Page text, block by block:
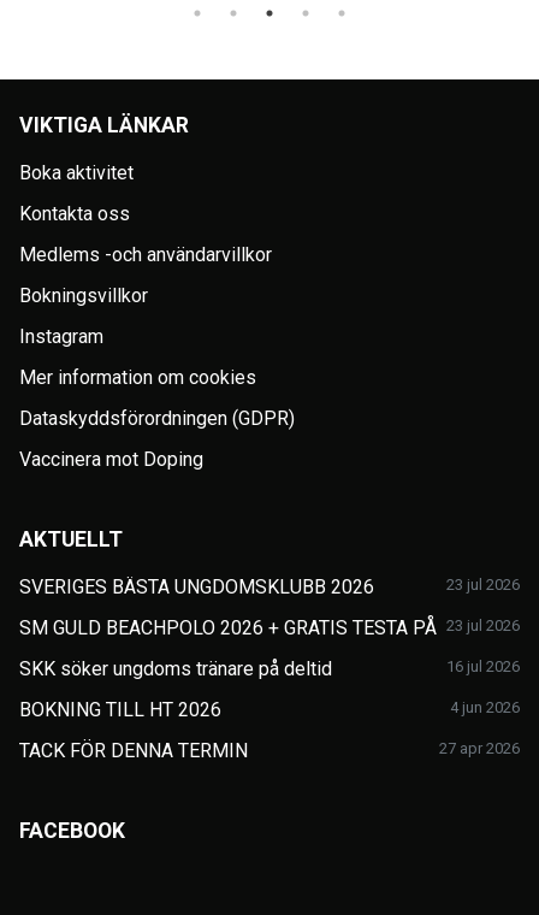
VIKTIGA LÄNKAR
Boka aktivitet
Kontakta oss
Medlems -och användarvillkor
Bokningsvillkor
Instagram
Mer information om cookies
Dataskyddsförordningen (GDPR)
Vaccinera mot Doping
AKTUELLT
SVERIGES BÄSTA UNGDOMSKLUBB 2026 23 jul 2026
SM GULD BEACHPOLO 2026 + GRATIS TESTA PÅ 23 jul 2026
SKK söker ungdoms tränare på deltid 16 jul 2026
BOKNING TILL HT 2026 4 jun 2026
TACK FÖR DENNA TERMIN 27 apr 2026
FACEBOOK